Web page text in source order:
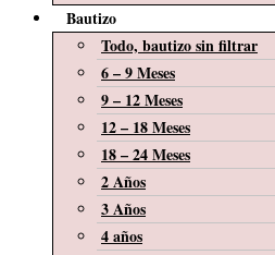
Bautizo
Todo, bautizo sin filtrar
6 – 9 Meses
9 – 12 Meses
12 – 18 Meses
18 – 24 Meses
2 Años
3 Años
4 años